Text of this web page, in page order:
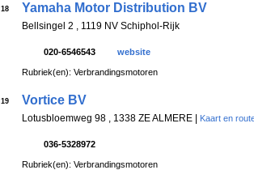
18 Yamaha Motor Distribution BV
Bellsingel 2 , 1119 NV Schiphol-Rijk
020-6546543 website
Rubriek(en): Verbrandingsmotoren
19 Vortice BV
Lotusbloemweg 98 , 1338 ZE ALMERE | Kaart en
036-5328972
Rubriek(en): Verbrandingsmotoren